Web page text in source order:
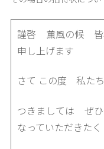
謹啓 薫風の候 皆
申し上げます
さて この度 私た
つきましては ぜ
なっていただきたく